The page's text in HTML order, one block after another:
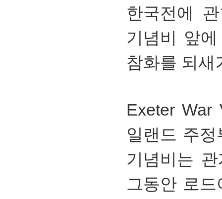
한국전에
기념비 앞
참화를 되
Exeter War
일랜드 주
기념비는
그동안 로